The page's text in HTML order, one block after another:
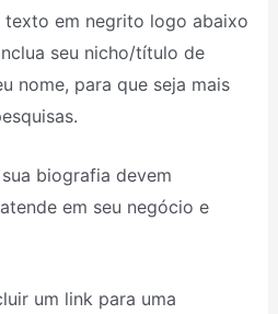
texto em negrito logo abaixo
seu nicho/título de
nome, para que seja mais
biografia devem
em seu negócio e
um link para uma